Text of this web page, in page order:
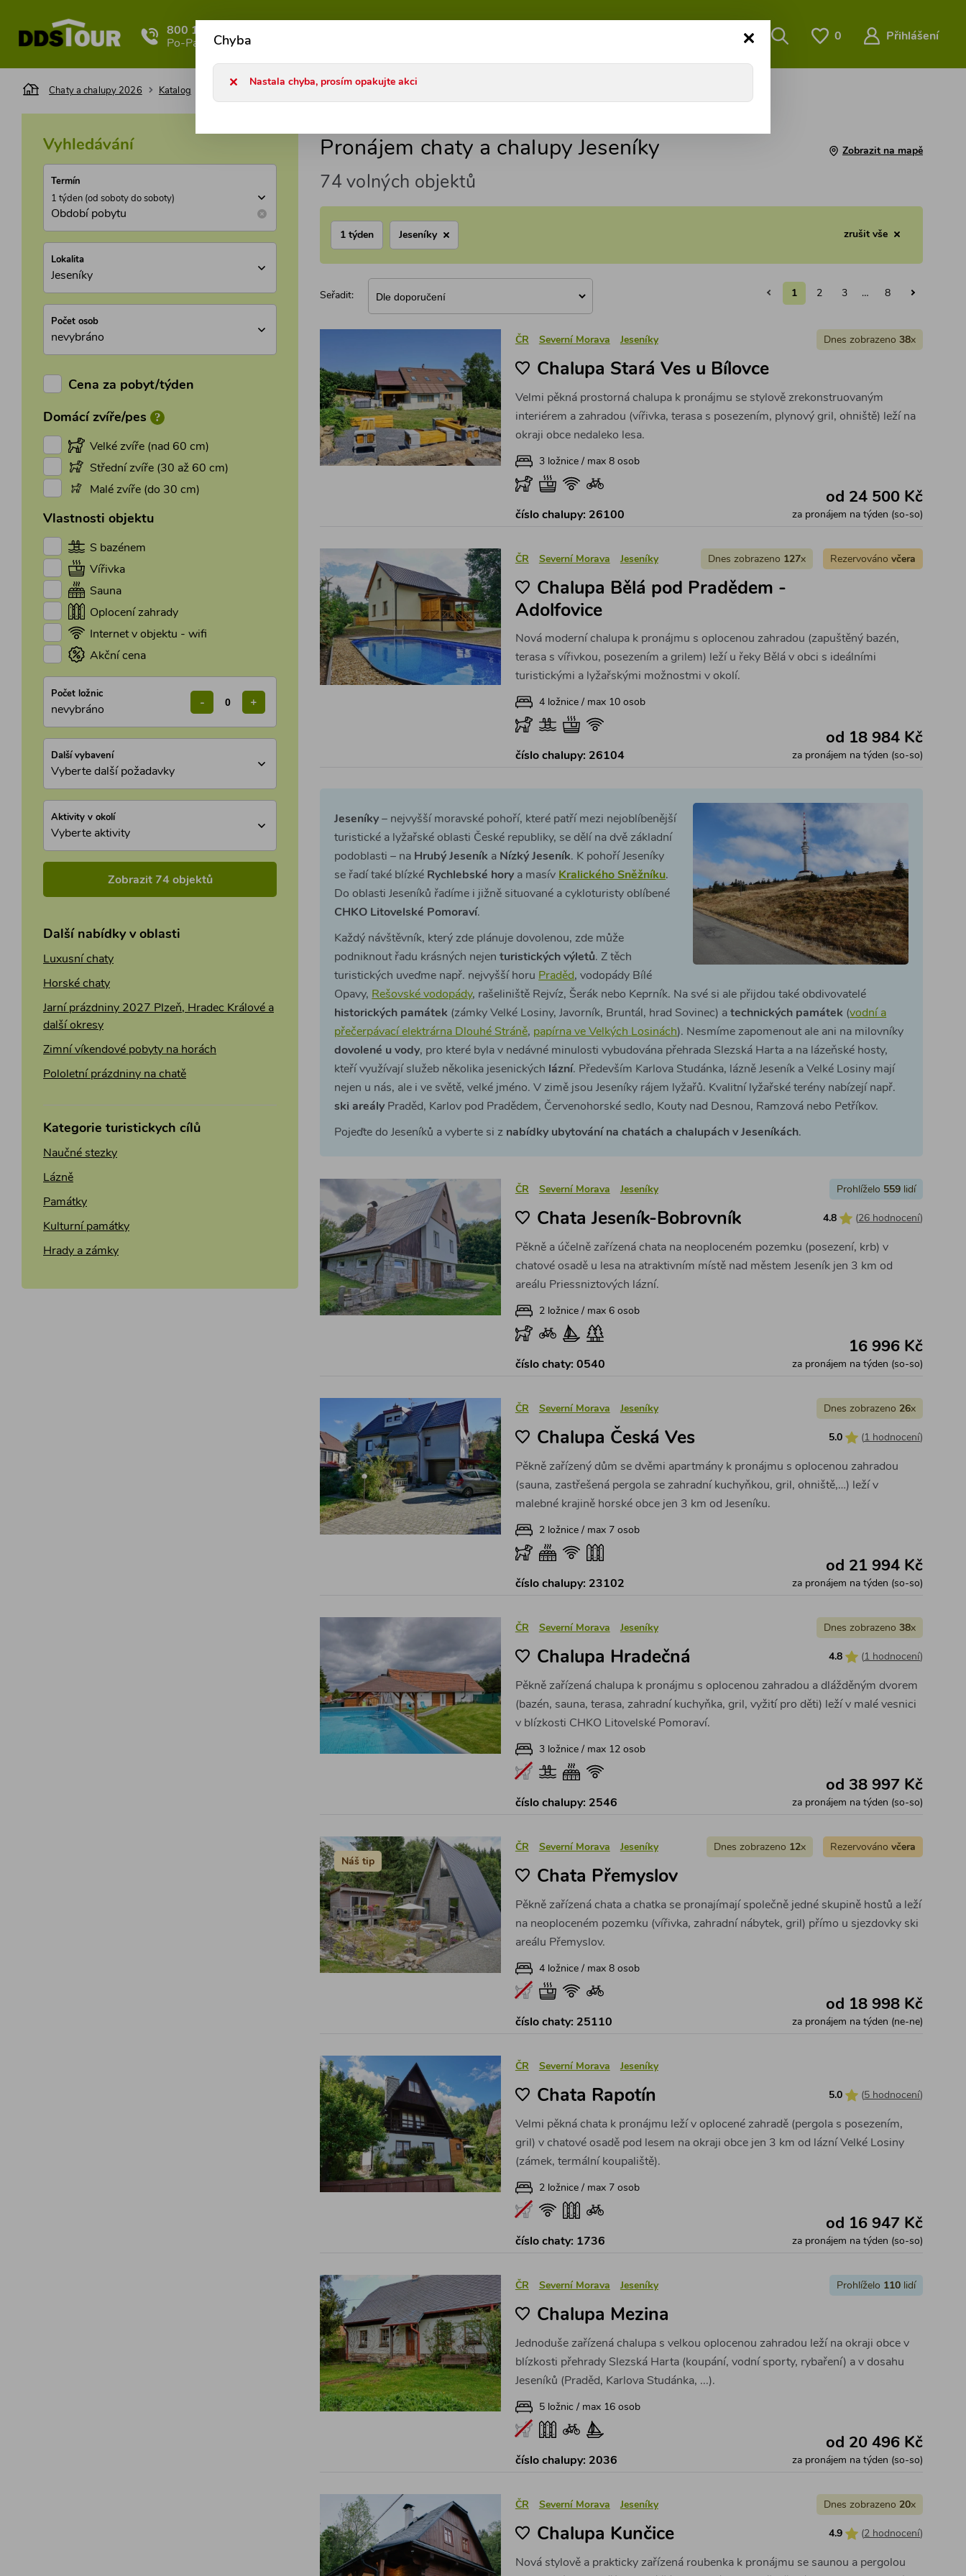
800 101 127
Po-Pá 8-17h
0 Přihlášení
Chaty a chalupy 2026 Katalog
Vyhledávání
Termín
1 týden (od soboty do soboty)
Období pobytu
Lokalita
Jeseníky
Počet osob
nevybráno
Cena za pobyt/týden
Domácí zvíře/pes ?
Velké zvíře (nad 60 cm)
Střední zvíře (30 až 60 cm)
Malé zvíře (do 30 cm)
Vlastnosti objektu
S bazénem
Vířivka
Sauna
Oplocení zahrady
Internet v objektu - wifi
Akční cena
Počet ložnic
nevybráno
- +
Další vybavení
Vyberte další požadavky
Aktivity v okolí
Vyberte aktivity
Zobrazit 74 objektů
Další nabídky v oblasti
Luxusní chaty
Horské chaty
Jarní prázdniny 2027 Plzeň, Hradec Králové a
další okresy
Zimní víkendové pobyty na horách
Pololetní prázdniny na chatě
Kategorie turistickych cílů
Naučné stezky
Lázně
Památky
Kulturní památky
Hrady a zámky
Zobrazit na mapě
Pronájem chaty a chalupy Jeseníky
74 volných objektů
1 týden Jeseníky zrušit vše
Seřadit: 1 2 3 … 8
ČR Severní Morava Jeseníky Dnes zobrazeno 38x
Chalupa Stará Ves u Bílovce
Velmi pěkná prostorná chalupa k pronájmu se stylově zrekonstruovaným
interiérem a zahradou (vířivka, terasa s posezením, plynový gril, ohniště) leží na
okraji obce nedaleko lesa.
3 ložnice / max 8 osob
číslo chalupy: 26100
od 24 500 Kč
za pronájem na týden (so-so)
ČR Severní Morava Jeseníky Dnes zobrazeno 127x Rezervováno včera
Chalupa Bělá pod Pradědem -
Adolfovice
Nová moderní chalupa k pronájmu s oplocenou zahradou (zapuštěný bazén,
terasa s vířivkou, posezením a grilem) leží u řeky Bělá v obci s ideálními
turistickými a lyžařskými možnostmi v okolí.
4 ložnice / max 10 osob
číslo chalupy: 26104
od 18 984 Kč
za pronájem na týden (so-so)
Jeseníky – nejvyšší moravské pohoří, které patří mezi nejoblíbenější
turistické a lyžařské oblasti České republiky, se dělí na dvě základní
podoblasti – na Hrubý Jeseník a Nízký Jeseník. K pohoří Jeseníky
se řadí také blízké Rychlebské hory a masív Kralického Sněžníku.
Do oblasti Jeseníků řadíme i jižně situované a cykloturisty oblíbené
CHKO Litovelské Pomoraví.
Každý návštěvník, který zde plánuje dovolenou, zde může
podniknout řadu krásných nejenturistických výletů. Z těch
turistických uveďme např. nejvyšší horu Praděd, vodopády Bílé
Opavy, Rešovské vodopády, rašeliniště Rejvíz, Šerák nebo Keprník. Na své si ale přijdou také obdivovatelé
historických památek (zámky Velké Losiny, Javorník, Bruntál, hrad Sovinec) atechnických památek (vodní a
přečerpávací elektrárna Dlouhé Stráně, papírna ve Velkých Losinách). Nesmíme zapomenout ale ani na milovníky
dovolené u vody, pro které byla v nedávné minulosti vybudována přehrada Slezská Harta a na lázeňské hosty,
kteří využívají služeb několika jesenických lázní. Především Karlova Studánka, lázně Jeseník a Velké Losiny mají
nejen u nás, ale i ve světě, velké jméno. V zimě jsou Jeseníky rájem lyžařů. Kvalitní lyžařské terény nabízejí např.
ski areály Praděd, Karlov pod Pradědem, Červenohorské sedlo, Kouty nad Desnou, Ramzová nebo Petříkov.
Pojeďte do Jeseníků a vyberte si z nabídky ubytování na chatách a chalupách v Jeseníkách.
ČR Severní Morava Jeseníky Prohlíželo 559lidí
Chata Jeseník-Bobrovník 4.8 (26 hodnocení)
Pěkně a účelně zařízená chata na neoploceném pozemku (posezení, krb) v
chatové osadě u lesa na atraktivním místě nad městem Jeseník jen 3 km od
areálu Priessniztových lázní.
2 ložnice / max 6 osob
číslo chaty: 0540
16 996 Kč
za pronájem na týden (so-so)
ČR Severní Morava Jeseníky Dnes zobrazeno 26x
Chalupa Česká Ves 5.0 (1 hodnocení)
Pěkně zařízený dům se dvěmi apartmány k pronájmu s oplocenou zahradou
(sauna, zastřešená pergola se zahradní kuchyňkou, gril, ohniště,…) leží v
malebné krajině horské obce jen 3 km od Jeseníku.
2 ložnice / max 7 osob
číslo chalupy: 23102
od 21 994 Kč
za pronájem na týden (so-so)
ČR Severní Morava Jeseníky Dnes zobrazeno 38x
Chalupa Hradečná 4.8 (1 hodnocení)
Pěkně zařízená chalupa k pronájmu s oplocenou zahradou a dlážděným dvorem
(bazén, sauna, terasa, zahradní kuchyňka, gril, vyžití pro děti) leží v malé vesnici
v blízkosti CHKO Litovelské Pomoraví.
3 ložnice / max 12 osob
číslo chalupy: 2546
od 38 997 Kč
za pronájem na týden (so-so)
Náš tip
ČR Severní Morava Jeseníky Dnes zobrazeno 12x Rezervováno včera
Chata Přemyslov
Pěkně zařízená chata a chatka se pronajímají společně jedné skupině hostů a leží
na neoploceném pozemku (vířivka, zahradní nábytek, gril) přímo u sjezdovky ski
areálu Přemyslov.
4 ložnice / max 8 osob
číslo chaty: 25110
od 18 998 Kč
za pronájem na týden (ne-ne)
ČR Severní Morava Jeseníky
Chata Rapotín 5.0 (5 hodnocení)
Velmi pěkná chata k pronájmu leží v oplocené zahradě (pergola s posezením,
gril) v chatové osadě pod lesem na okraji obce jen 3 km od lázní Velké Losiny
(zámek, termální koupaliště).
2 ložnice / max 7 osob
číslo chaty: 1736
od 16 947 Kč
za pronájem na týden (so-so)
ČR Severní Morava Jeseníky Prohlíželo 110lidí
Chalupa Mezina
Jednoduše zařízená chalupa s velkou oplocenou zahradou leží na okraji obce v
blízkosti přehrady Slezská Harta (koupání, vodní sporty, rybaření) a v dosahu
Jeseníků (Praděd, Karlova Studánka, ...).
5 ložnic / max 16 osob
číslo chalupy: 2036
od 20 496 Kč
za pronájem na týden (so-so)
ČR Severní Morava Jeseníky Dnes zobrazeno 20x
Chalupa Kunčice 4.9 (2 hodnocení)
Nová stylově a prakticky zařízená roubenka k pronájmu se saunou a pergolou
Chyba
Nastala chyba, prosím opakujte akci